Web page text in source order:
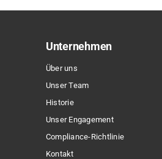
auf.
Optionen
gewählt
werden
Unternehmen
Über uns
Unser Team
Historie
Unser Engagement
Compliance-Richtlinie
Kontakt